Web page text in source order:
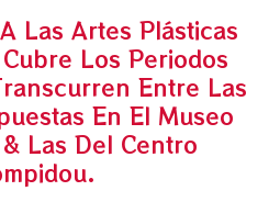
Las Artes Plásticas
Los Periodos
Entre Las
En El Museo
Las Del Centro